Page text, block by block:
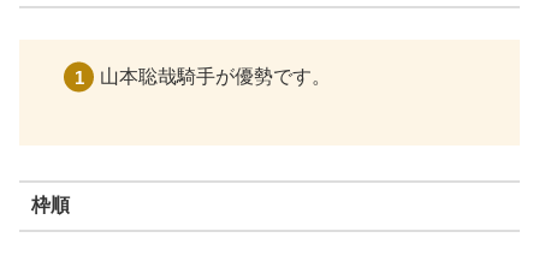
山本聡哉騎手が優勢です。
枠順